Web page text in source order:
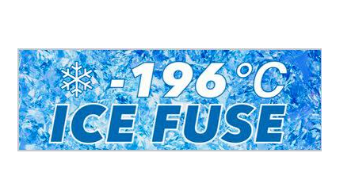
お問い合わせ